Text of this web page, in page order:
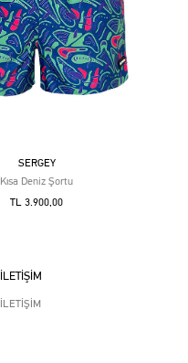
SERGEY
Kısa Deniz Şortu
TL 3.900,00
İLETİŞİM
İLETİŞİM